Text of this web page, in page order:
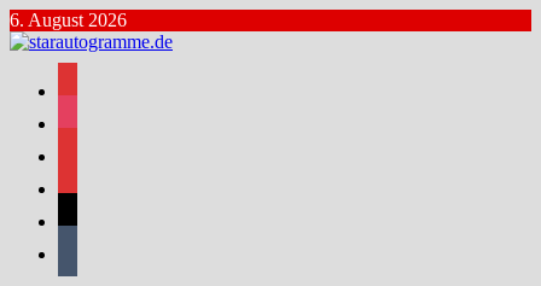
Zum
Inhalt
springen
6. August 2026